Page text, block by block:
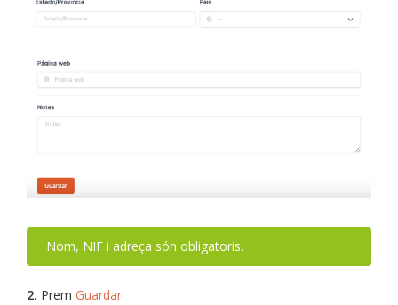
Nom, NIF i adreça són obligatoris.
2. Prem Guardar.